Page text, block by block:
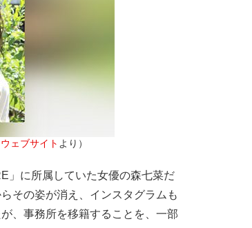
ェブサイト より）
」に所属していた女優の森七菜だ
その姿が消え、インスタグラムも
、事務所を移籍することを、一部